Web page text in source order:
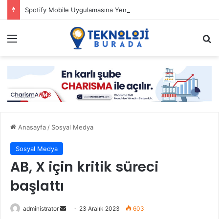
Spotify Mobile Uygulamasına Yeni Özellikler Ekliyor
Menü
Anasayfa/ Sosyal Medya
Sosyal Medya
AB, X için kritik süreci
başlattı
administrator
Bir
23 Aralık 2023 603